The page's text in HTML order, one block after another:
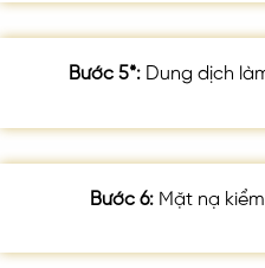
Bước 5*: Dung dịch
Bước 6:Mặt nạ